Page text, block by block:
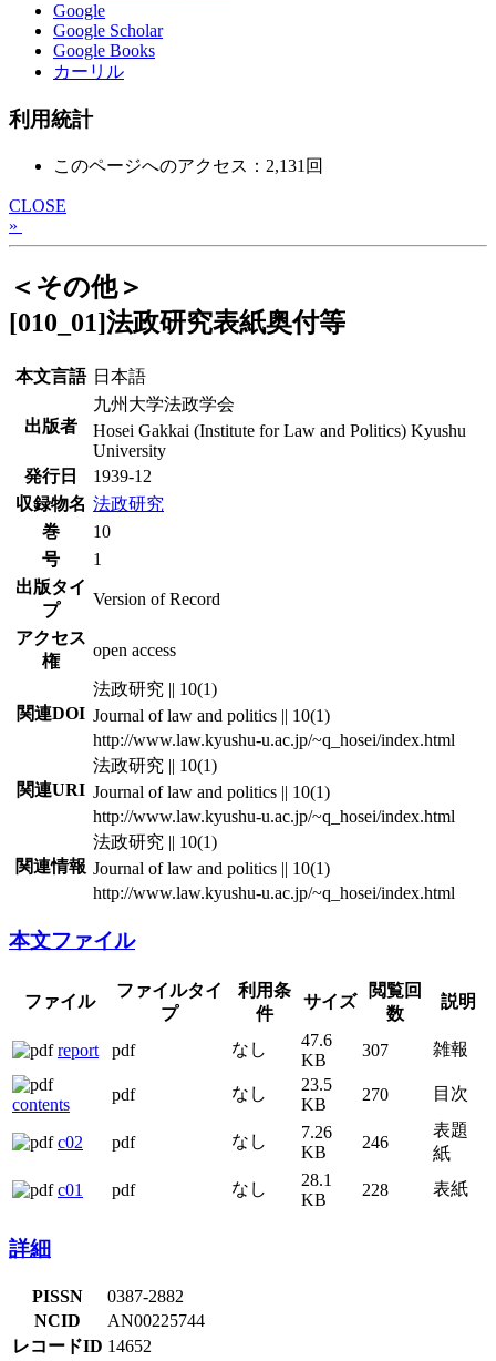
Google
Google Scholar
Google Books
カーリル
利用統計
このページへのアクセス：2,131回
CLOSE
»
＜その他＞
[010_01]法政研究表紙奥付等
本文言語 日本語
出版者
九州大学法政学会
Hosei Gakkai (Institute for Law and Politics) Kyushu
University
発行日
1939-12
収録物名 法政研究
巻
10
号
1
出版タイ
プ
Version of Record
アクセス
権
open access
関連DOI
法政研究 || 10(1)
Journal of law and politics || 10(1)
http://www.law.kyushu-u.ac.jp/~q_hosei/index.html
関連URI
法政研究 || 10(1)
Journal of law and politics || 10(1)
http://www.law.kyushu-u.ac.jp/~q_hosei/index.html
関連情報
法政研究 || 10(1)
Journal of law and politics || 10(1)
http://www.law.kyushu-u.ac.jp/~q_hosei/index.html
本文ファイル
ファイ
ル
ファイルタイプ 利用条件 サイズ 閲覧回数 説明
report pdf なし 47.6 KB 307
雑報
23.5 KB
c02
なし 7.26 KB 246
表題紙
28.1 KB 表紙
詳細
NCID
査読有無
査読有
登録日
2009.05.22
更新日
2021.02.19